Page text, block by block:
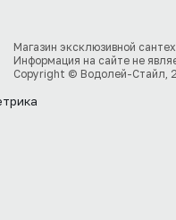
Магазин эксклюзивной
Информация на сайте не
Copyright © Водолей-Стайл,